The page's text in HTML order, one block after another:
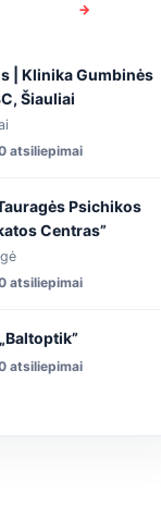
→
| Klinika Gumbinės
Šiauliai
atsiliepimai
Psichikos
Centras”
atsiliepimai
atsiliepimai